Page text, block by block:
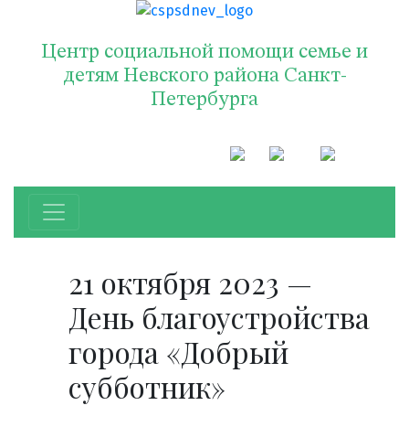
Центр социальной помощи семье и
детям Невского района Санкт-
Петербурга
21 октября 2023 —
День благоустройства
города «Добрый
субботник»